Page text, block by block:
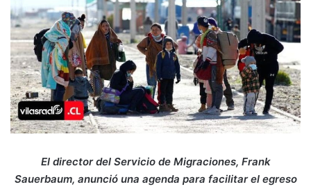
El director del Servicio de Migraciones, Frank
Sauerbaum, anunció una agenda para facilitar el egreso